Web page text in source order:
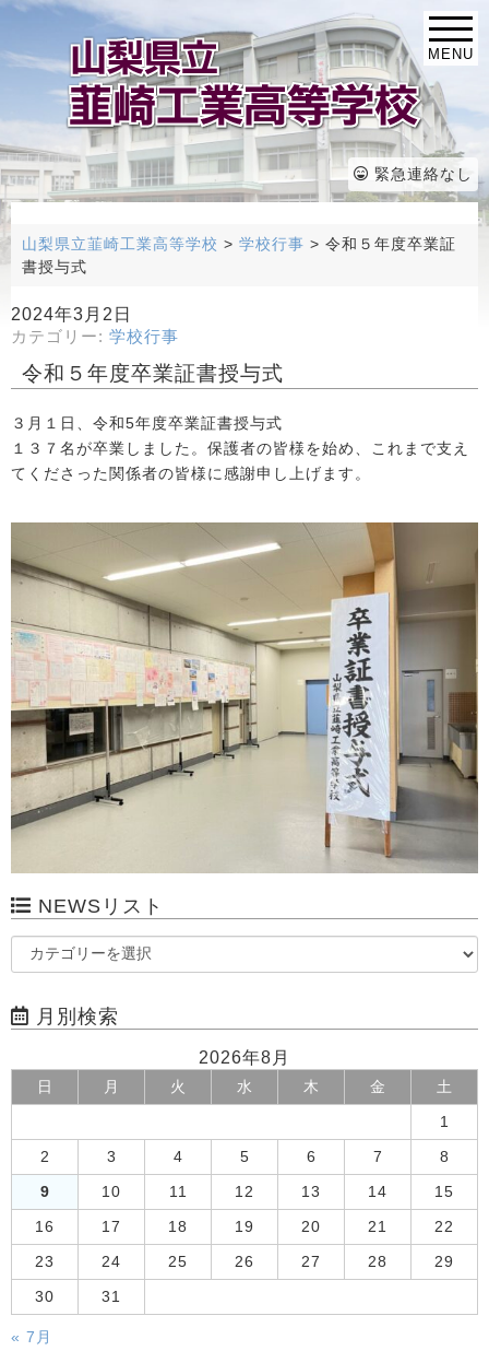
MENU
緊急連絡なし
山梨県立韮崎工業高等学校 > 学校行事 > 令和５年度卒業証
書授与式
2024年3月2日
カテゴリー: 学校行事
令和５年度卒業証書授与式
３月１日、令和5年度卒業証書授与式
１３７名が卒業しました。保護者の皆様を始め、これまで支え
てくださった関係者の皆様に感謝申し上げます。
NEWSリスト
月別検索
2026年8月
日 月 火 水 木 金 土
1
2 3 4 5 6 7 8
9 10 11 12 13 14 15
16 17 18 19 20 21 22
23 24 25 26 27 28 29
30 31
« 7月